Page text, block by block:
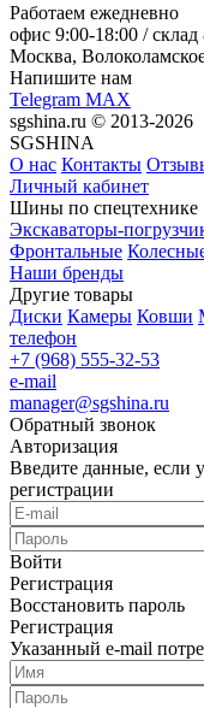
Работаем ежедневно
офис 9:00-18:00 / склад
Москва,
Напишите нам
Telegram MAX
sgshina.ru © 2013-2026
SGSHINA
О нас Контакты
Личный кабинет
Шины по спецтехнике
Экскаваторы-
Фронтальные
Наши бренды
Другие товары
Диски Камеры Ковши
телефон
+7 (968) 555-32-53
e-mail
manager@sgshina.ru
Обратный звонок
Авторизация
Введите данные, если
регистрации
Войти
Регистрация
Восстановить пароль
Регистрация
Указанный e-mail